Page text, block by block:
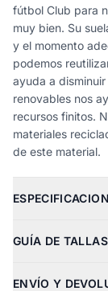
fútbol Club para
muy bien. Su
y el momento
podemos
ayuda a
renovables nos
recursos finitos.
materiales
de este material.
GUÍA DE TALLAS
ENVÍO Y